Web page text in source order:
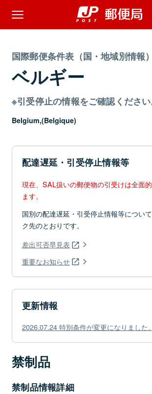
国際郵便条件表（国・地域別情報）
ベルギー
※引受停止の情報をご確認ください
Belgium,(Belgique)
配達遅延・引受停止情報等
現在、SAL扱いの郵便物の引受けは全面
ます。
国別の配達遅延・引受停止情報等につい
ク先のとおりです。
差出可否早見表
重要なお知らせ
更新情報
2026.07.24 特別条件が変更になりました。
禁制品
禁制品情報詳細